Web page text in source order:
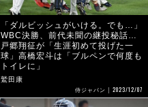
「ダルビッシュがいける。でも…」
WBC決勝、前代未聞の継投秘話…
戸郷翔征が「生涯初めて投げた一
球」高橋宏斗は「ブルペンで何度も
トイレに」
鷲田康
侍ジャパン 2023/12/07